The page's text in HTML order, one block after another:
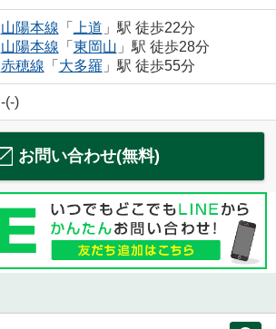
山陽本線 「 上道 」駅 徒歩22分
山陽本線 「 東岡山 」駅 徒歩28分
赤穂線 「 大多羅 」駅 徒歩55分
-(-)
お問い合わせ(無料)